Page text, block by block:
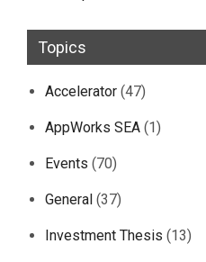
Topics
Accelerator (47)
AppWorks SEA (1)
Events (70)
General (37)
Investment Thesis (13)